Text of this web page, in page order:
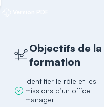
Objectifs de la
formation
Identifier le rôle et les
missions d’un office
manager